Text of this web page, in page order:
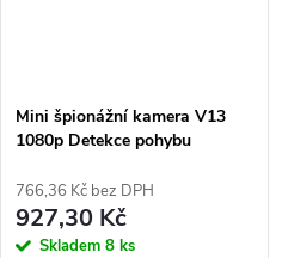
Mini špionážní kamera V13
1080p Detekce pohybu
766,36 Kč bez DPH
927,30 Kč
Skladem 8 ks